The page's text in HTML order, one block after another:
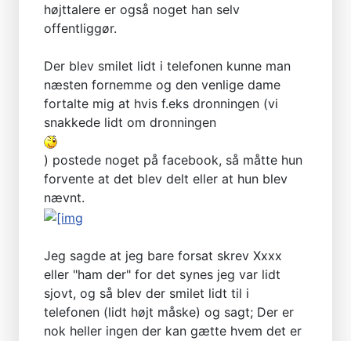
højttalere er også noget han selv
offentliggør.
Der blev smilet lidt i telefonen kunne man
næsten fornemme og den venlige dame
fortalte mig at hvis f.eks dronningen (vi
snakkede lidt om dronningen
) postede noget på facebook, så måtte hun
forvente at det blev delt eller at hun blev
nævnt.
Jeg sagde at jeg bare forsat skrev Xxxx
eller "ham der" for det synes jeg var lidt
sjovt, og så blev der smilet lidt til i
telefonen (lidt højt måske) og sagt; Der er
nok heller ingen der kan gætte hvem det er